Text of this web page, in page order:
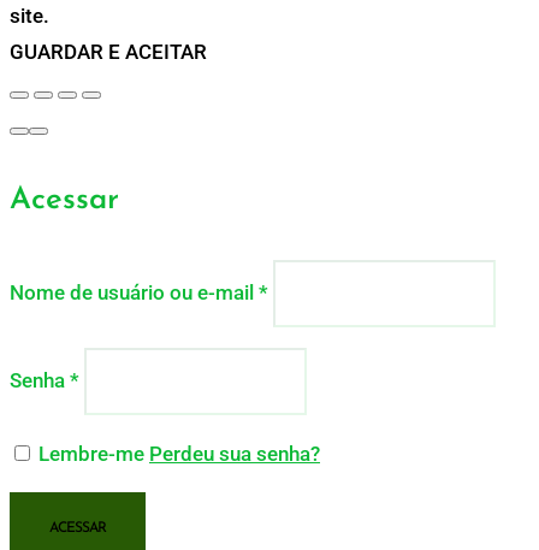
site.
GUARDAR E ACEITAR
Acessar
Nome de usuário ou e-mail *
Senha *
Lembre-me Perdeu sua senha?
ACESSAR